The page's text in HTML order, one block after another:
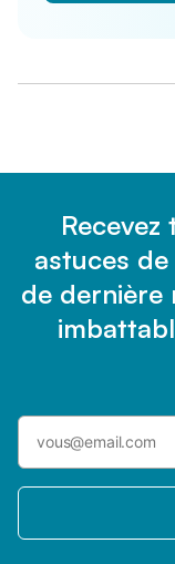
astuces
de dernière